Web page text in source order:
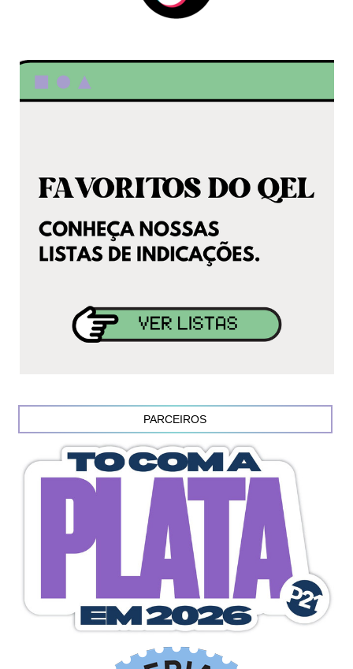
PARCEIROS